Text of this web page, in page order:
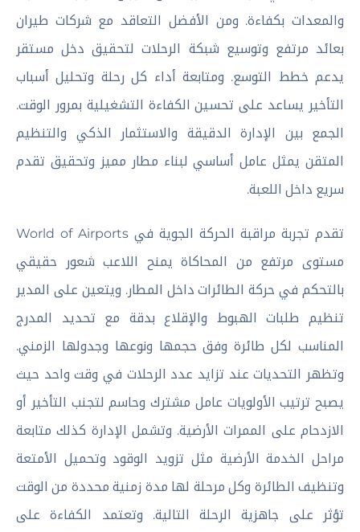
والمعدات بكفاءة. ومن الأفضل التعاقد مع شركات طيران
بعائد مرتفع وتوسيع شبكة الرحلات لتحقيق دخل مستقر
يدعم خطط التوسع. ومتابعة أداء كل رحلة وتحليل أسباب
التأخير يساعد على تحسين الكفاءة التشغيلية بمرور الوقت.
الجمع بين الإدارة الدقيقة والاستثمار الذكي والتنظيم
المتقن يمثل عامل أساسي لبناء مطار مميز وتحقيق تقدم
سريع داخل اللعبة.
تقدم تجربة مراقبة الحركة الجوية في World of Airports
مستوى مرتفع من المحاكاة يمنح اللاعب شعور حقيقي
بالتحكم في حركة الطائرات داخل المطار. ويتعين على المدير
تنظيم طلبات الهبوط والإقلاع بدقة مع تحديد المدرج
المناسب لكل طائرة وفق حجمها ونوعها وجدولها الزمني.
وتظهر التحديات عند تزايد عدد الرحلات في وقت واحد حيث
يصبح ترتيب الأولويات عامل مشترك وحاسم لتجنب التأخير أو
الازدحام على الممرات الأرضية. وتشمل الإدارة كذلك متابعة
مراحل الخدمة الأرضية مثل تزويد الوقود وتحميل الأمتعة
وتنظيف الطائرة وكل مرحلة لها مدة زمنية محددة من الوقت
تؤثر على جاهزية الرحلة التالية. وتعتمد الكفاءة على